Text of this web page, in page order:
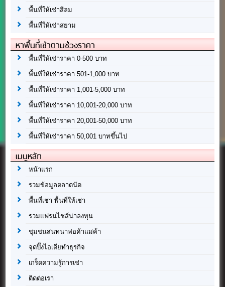
พื้นที่ให้เช่าสีลม
พื้นที่ให้เช่าสยาม
หาพื้นที่เช่าตามช่วงราคา
พื้นที่ให้เช่าราคา 0-500 บาท
พื้นที่ให้เช่าราคา 501-1,000 บาท
พื้นที่ให้เช่าราคา 1,001-5,000 บาท
พื้นที่ให้เช่าราคา 10,001-20,000 บาท
พื้นที่ให้เช่าราคา 20,001-50,000 บาท
พื้นที่ให้เช่าราคา 50,001 บาทขึ้นไป
เมนูหลัก
หน้าแรก
รวมข้อมูลตลาดนัด
พื้นที่เช่า พื้นที่ให้เช่า
รวมแฟรนไชส์น่าลงทุน
ชุมชนสนทนาพ่อค้าแม่ค้า
จุดปิ๊งไอเดียทำธุรกิจ
เกร็ดความรู้การเช่า
ติดต่อเรา